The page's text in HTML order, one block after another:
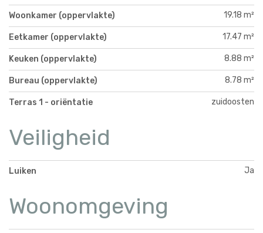
Woonkamer (oppervlakte) 19.18 m²
Eetkamer (oppervlakte) 17.47 m²
Keuken (oppervlakte) 8.88 m²
Bureau (oppervlakte) 8.78 m²
Terras 1 - oriëntatie zuidoosten
Veiligheid
Luiken Ja
Woonomgeving